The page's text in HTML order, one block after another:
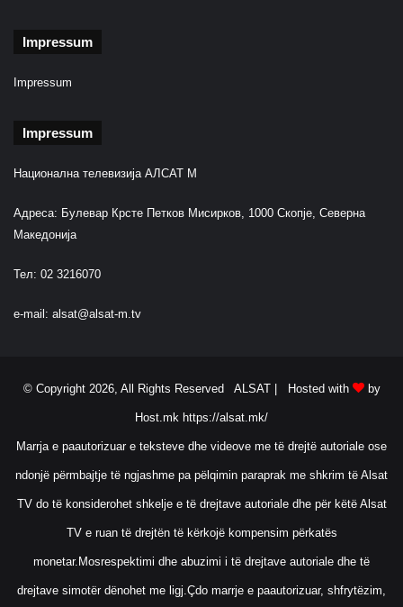
Impressum
Impressum
Impressum
Национална телевизија АЛСАТ М
Адреса: Булевар Крсте Петков Мисирков, 1000 Скопје, Северна
Македонија
Тел: 02 3216070
e-mail: alsat@alsat-m.tv
© Copyright 2026, All Rights Reserved ALSAT | Hosted with by
Host.mk https://alsat.mk/
Marrja e paautorizuar e teksteve dhe videove me të drejtë autoriale ose
ndonjë përmbajtje të ngjashme pa pëlqimin paraprak me shkrim të Alsat
TV do të konsiderohet shkelje e të drejtave autoriale dhe për këtë Alsat
TV e ruan të drejtën të kërkojë kompensim përkatës
monetar.Mosrespektimi dhe abuzimi i të drejtave autoriale dhe të
drejtave simotër dënohet me ligj.Çdo marrje e paautorizuar, shfrytëzim,